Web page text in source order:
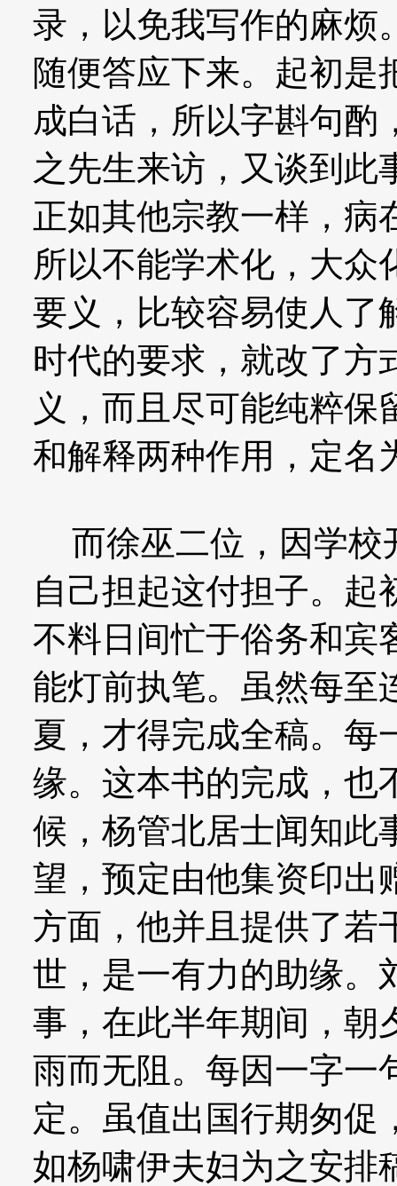
录，以免我写作的麻烦
随便答应下来。起初是
成白话，所以字斟句酌
之先生来访，又谈到此
正如其他宗教一样，病
所以不能学术化，大众
要义，比较容易使人了
时代的要求，就改了方
义，而且尽可能纯粹
和解释两种作用，定名
而徐巫二位，因学校
自己担起这付担子。起
不料日间忙于俗务和宾
能灯前执笔。虽然每至
夏，才得完成全稿。每
缘。这本书的完成，也
候，杨管北居士闻知此
望，预定由他集资印出
方面，他并且提供了若
世，是一有力的助缘。
事，在此半年期间，朝
雨而无阻。每因一字一
定。虽值出国行期匆促
如杨啸伊夫妇为之安排